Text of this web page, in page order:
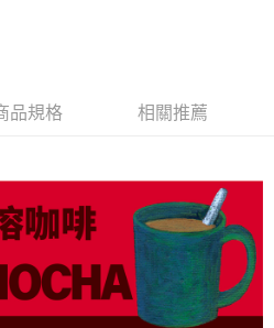
、不需儲值。
，即可結帳。
付」後，將跳轉至「AFTEE先享後付」
額後，即可完成結帳。
費通知簡訊。
擊此簡訊中的連結，可透過四大超商／
款，方視為交易完成。
刻繳費，但若您需要取消訂單，請聯絡
之訂單仍視為有效，需透過AFTEE先享
品規格 相關推薦